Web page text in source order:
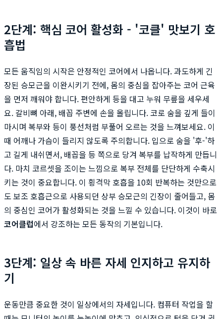
2단계: 핵심 코어 활성화 - '코클' 맛보기 호
흡법
모든 움직임의 시작은 안정적인 코어에서 나옵니다. 과도하게 긴
장된 승모근을 이완시키기 전에, 몸의 중심을 잡아주는 코어 근육
을 먼저 깨워야 합니다. 편안하게 등을 대고 누워 무릎을 세우세
요. 갈비뼈 아래, 배꼽 주변에 손을 올립니다. 코로 숨을 깊게 들이
마시며 복부와 등이 풍선처럼 부풀어 오르는 것을 느껴보세요. 이
때 어깨나 가슴이 들리지 않도록 주의합니다. 입으로 숨을 '후-'하
고 길게 내쉬면서, 배꼽을 등 쪽으로 당겨 복부를 납작하게 만듭니
다. 마치 코르셋을 조이는 느낌으로 복부 전체를 단단하게 수축시
키는 것이 중요합니다. 이 횡격막 호흡을 10회 반복하는 것만으로
도 보조 호흡근으로 사용되던 상부 승모근의 긴장이 줄어들고, 몸
의 중심인 코어가 활성화되는 것을 느낄 수 있습니다. 이것이 바로
코어클럽에서 강조하는 모든 동작의 기본입니다.
3단계: 일상 속 바른 자세 인지하고 유지하
기
운동만큼 중요한 것이 일상에서의 자세입니다. 컴퓨터 작업을 할